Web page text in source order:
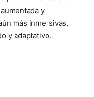
y
más inmersivas,
y adaptativo.